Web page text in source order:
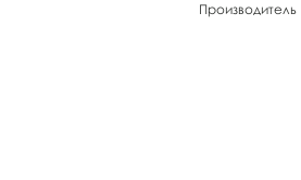
Производитель